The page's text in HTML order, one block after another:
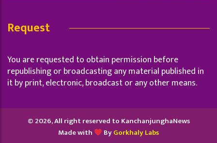
Request
You are requested to obtain permission before
republishing or broadcasting any material published in
it by print, electronic, broadcast or any other means.
© 2026, All right reserved to KanchanjunghaNews
Made with
ByGorkhaly Labs